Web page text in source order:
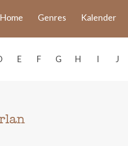
Home Genres Kalender
E F G H I J